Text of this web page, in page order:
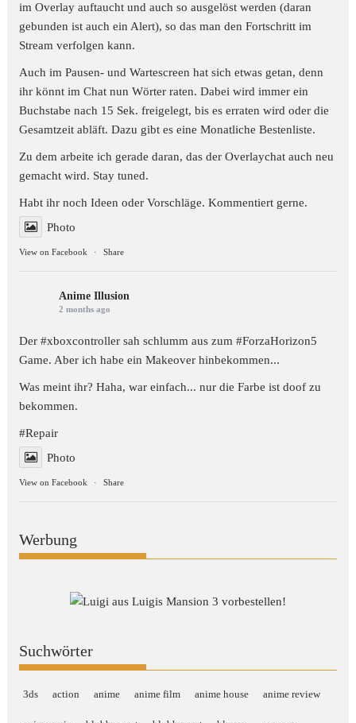
im Overlay auftaucht und auch so ausgelöst werden (daran
gebunden ist auch ein Alert), so das man den Fortschritt im
Stream verfolgen kann.
Auch im Pausen- und Wartescreen hat sich etwas getan, denn
ihr könnt im Chat nun Wörter raten. Dabei wird immer ein
Buchstabe nach 15 Sek. freigelegt, bis es erraten wird oder die
Gesamtzeit abläft. Dazu gibt es eine Monatliche Bestenliste.
Zu dem arbeite ich gerade daran, das der Overlaychat auch neu
gemacht wird. Stay tuned.
Habt ihr noch Ideen oder Vorschläge. Kommentiert gerne.
Photo
View on Facebook · Share
Anime Illusion
2 months ago
Der #xboxcontroller sah schlumm aus zum#ForzaHorizon5
Game. Aber ich habe ein Makeover hinbekommen...
Was meint ihr? Haha, war einfach... nur die Farbe ist doof zu
bekommen.
#Repair
Photo
View on Facebook · Share
Werbung
Suchwörter
3ds action anime anime film anime house anime review